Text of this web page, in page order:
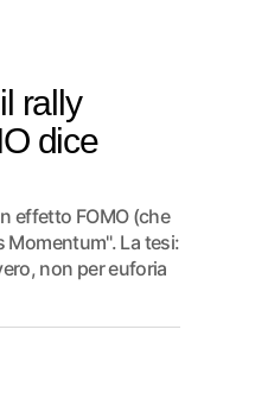
rally
dice
effetto FOMO (che
Momentum". La tesi:
non per euforia